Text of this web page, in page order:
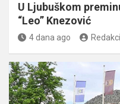
U Ljubuškom
“Leo” Knezović
4 dana ago